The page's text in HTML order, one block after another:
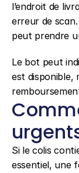
l’endroit de
erreur de
peut prendre
Le bot peut
est disponible,
Si le colis
essentiel, une